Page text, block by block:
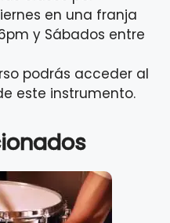
en una franja
y Sábados entre
podrás acceder al
este instrumento.